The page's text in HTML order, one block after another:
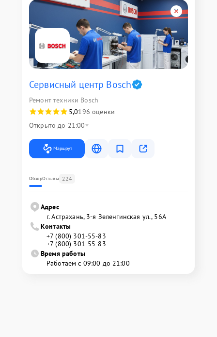
Сервисный центр Bosch
Ремонт техники Bosch
5,0196 оценки
Открыто до 21:00
Маршрут
ОбзорОтзывы 224
Адрес
г. Астрахань, 3-я Зеленгинская ул., 56А
Контакты
+7 (800) 301-55-83
+7 (800) 301-55-83
Время работы
Работаем с 09:00 до 21:00